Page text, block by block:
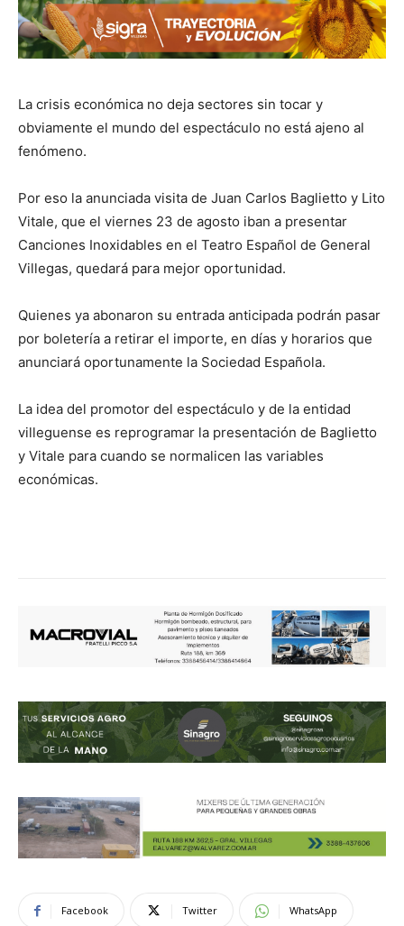
La crisis económica no deja sectores sin tocar y
obviamente el mundo del espectáculo no está ajeno al
fenómeno.
Por eso la anunciada visita de Juan Carlos Baglietto y Lito
Vitale, que el viernes 23 de agosto iban a presentar
Canciones Inoxidables en el Teatro Español de General
Villegas, quedará para mejor oportunidad.
Quienes ya abonaron su entrada anticipada podrán pasar
por boletería a retirar el importe, en días y horarios que
anunciará oportunamente la Sociedad Española.
La idea del promotor del espectáculo y de la entidad
villeguense es reprogramar la presentación de Baglietto
y Vitale para cuando se normalicen las variables
económicas.
Facebook Twitter WhatsApp